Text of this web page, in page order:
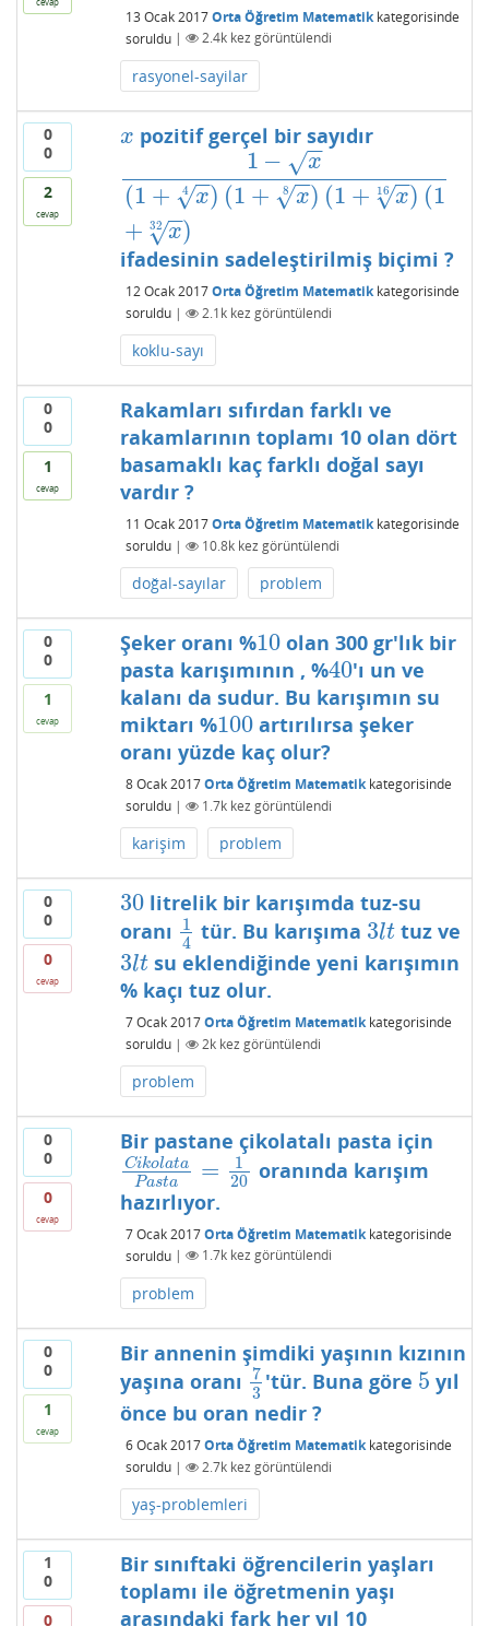
13 Ocak 2017 Orta Öğretim Matematikkategorisinde
soruldu | 2.4kkez görüntülendi
rasyonel-sayilar
0
0
2
cevap
x
x pozitif gerçel bir sayıdır
1 − x
−
−
√
(1 + x
−
−
√
4 ) (1 + x
−
−
√
8 ) (1 + x
−
−
√
16 ) (1
+
x
−
−
√
32 )
1−x(1+x4)(1+x8)(1+x16)(1+x32)
ifadesinin sadeleştirilmiş biçimi ?
12 Ocak 2017 Orta Öğretim Matematikkategorisinde
soruldu | 2.1kkez görüntülendi
koklu-sayı
0
0
1
cevap
Rakamları sıfırdan farklı ve
rakamlarının toplamı 10 olan dört
basamaklı kaç farklı doğal sayı
vardır ?
11 Ocak 2017 Orta Öğretim Matematikkategorisinde
soruldu | 10.8kkez görüntülendi
doğal-sayılar problem
0
0
1
cevap
Şeker oranı %10
10 olan 300 gr'lık bir
pasta karışımının , %40
40'ı un ve
kalanı da sudur. Bu karışımın su
miktarı %100
100artırılırsa şeker
oranı yüzde kaç olur?
8 Ocak 2017 Orta Öğretim Matematikkategorisinde
soruldu | 1.7kkez görüntülendi
karişim problem
0
0
0
cevap
30
30 litrelik bir karışımda tuz-su
oranı
1
4
14 tür. Bu karışıma 3lt
3lt tuz ve
3lt
3lt su eklendiğinde yeni karışımın
% kaçı tuz olur.
7 Ocak 2017 Orta Öğretim Matematikkategorisinde
soruldu | 2kkez görüntülendi
problem
0
0
0
cevap
Bir pastane çikolatalı pasta için
Cikolata
Pasta =
1
20
Cikolata Pas ta= 120
oranında karışım
hazırlıyor.
7 Ocak 2017 Orta Öğretim Matematikkategorisinde
soruldu | 1.7kkez görüntülendi
problem
0
0
1
cevap
Bir annenin şimdiki yaşının kızının
yaşına oranı
7
3
73'tür. Buna göre 5
5 yıl
önce bu oran nedir ?
6 Ocak 2017 Orta Öğretim Matematikkategorisinde
soruldu | 2.7kkez görüntülendi
yaş-problemleri
1
0
0
Bir sınıftaki öğrencilerin yaşları
toplamı ile öğretmenin yaşı
arasındaki fark her yıl 10